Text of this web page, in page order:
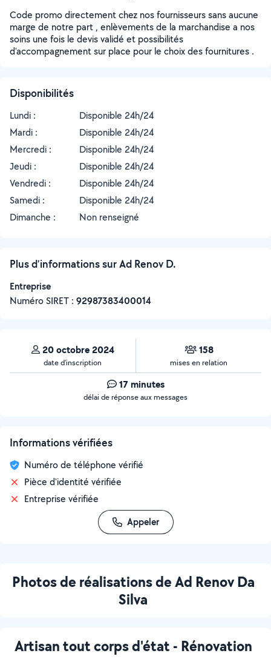
Code promo directement chez nos fournisseurs sans aucune
marge de notre part , enlèvements de la marchandise a nos
soins une fois le devis validé et possibilités
d'accompagnement sur place pour le choix des fournitures .
Disponibilités
Lundi :
Disponible 24h/24
Mardi :
Disponible 24h/24
Mercredi :
Disponible 24h/24
Jeudi :
Disponible 24h/24
Vendredi :
Disponible 24h/24
Samedi :
Disponible 24h/24
Dimanche :
Non renseigné
Plus d’informations sur Ad Renov D.
Entreprise
Numéro SIRET : ‍92987383400014
20 octobre 2024
date d’inscription
158
mises en relation
17 minutes
délai de réponse aux messages
Informations vérifiées
Numéro de téléphone vérifié
Pièce d'identité vérifiée
Entreprise vérifiée
Appeler
Photos de réalisations de Ad Renov Da
Silva
Artisan tout corps d'état - Rénovation